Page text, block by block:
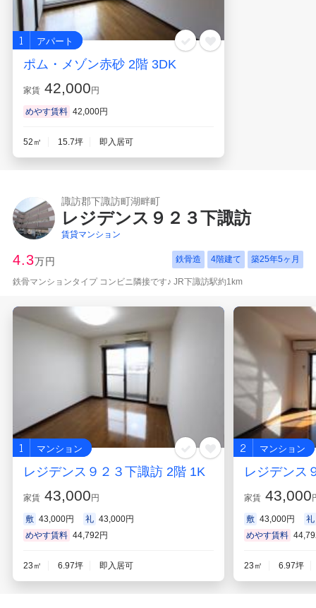
1 アパート
ポム・メゾン赤砂 2階 3DK
家賃 42,000円
めやす賃料 42,000円
52㎡ 15.7坪 即入居可
諏訪郡下諏訪町湖畔町
レジデンス９２３下諏訪
賃貸マンション
4.3万円 鉄骨造 4階建て 築25年5ヶ月
鉄骨マンションタイプ コンビニ隣接です♪ JR下諏訪駅約1km
1 マンション
レジデンス９２３下諏訪 2階 1K
家賃 43,000円
敷 43,000円 礼 43,000円
めやす賃料 44,792円
23㎡ 6.97坪 即入居可
2 マンション
レジデンス
家賃 43,000
敷 43,000円
礼
めやす賃料
23㎡ 6.97坪